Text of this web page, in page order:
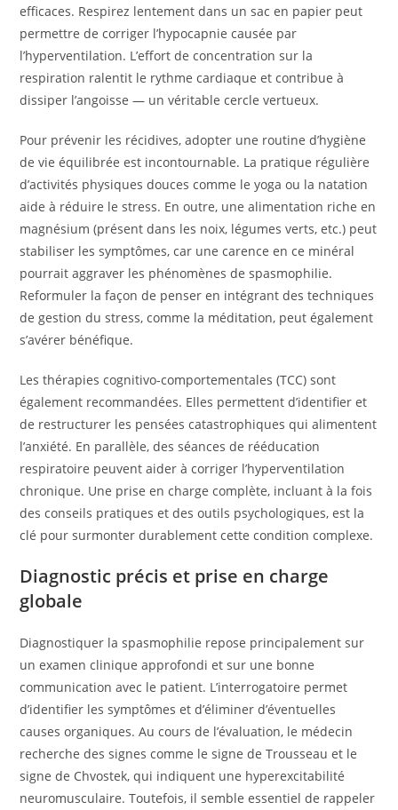
efficaces. Respirez lentement dans un sac en papier peut
permettre de corriger l’hypocapnie causée par
l’hyperventilation. L’effort de concentration sur la
respiration ralentit le rythme cardiaque et contribue à
dissiper l’angoisse — un véritable cercle vertueux.
Pour prévenir les récidives, adopter une routine d’hygiène
de vie équilibrée est incontournable. La pratique régulière
d’activités physiques douces comme le yoga ou la natation
aide à réduire le stress. En outre, une alimentation riche en
magnésium (présent dans les noix, légumes verts, etc.) peut
stabiliser les symptômes, car une carence en ce minéral
pourrait aggraver les phénomènes de spasmophilie.
Reformuler la façon de penser en intégrant des techniques
de gestion du stress, comme la méditation, peut également
s’avérer bénéfique.
Les thérapies cognitivo-comportementales (TCC) sont
également recommandées. Elles permettent d’identifier et
de restructurer les pensées catastrophiques qui alimentent
l’anxiété. En parallèle, des séances de rééducation
respiratoire peuvent aider à corriger l’hyperventilation
chronique. Une prise en charge complète, incluant à la fois
des conseils pratiques et des outils psychologiques, est la
clé pour surmonter durablement cette condition complexe.
Diagnostic précis et prise en charge
globale
Diagnostiquer la spasmophilie repose principalement sur
un examen clinique approfondi et sur une bonne
communication avec le patient. L’interrogatoire permet
d’identifier les symptômes et d’éliminer d’éventuelles
causes organiques. Au cours de l’évaluation, le médecin
recherche des signes comme le signe de Trousseau et le
signe de Chvostek, qui indiquent une hyperexcitabilité
neuromusculaire. Toutefois, il semble essentiel de rappeler